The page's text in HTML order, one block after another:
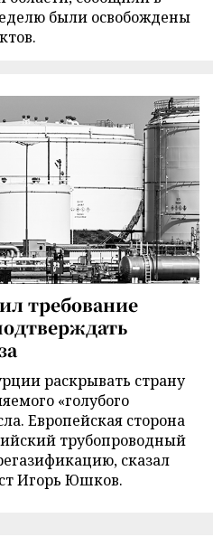
были освобождены
требование
раскрывать страну
«голубого
Европейская сторона
трубопроводный
сказал
Игорь Юшков.